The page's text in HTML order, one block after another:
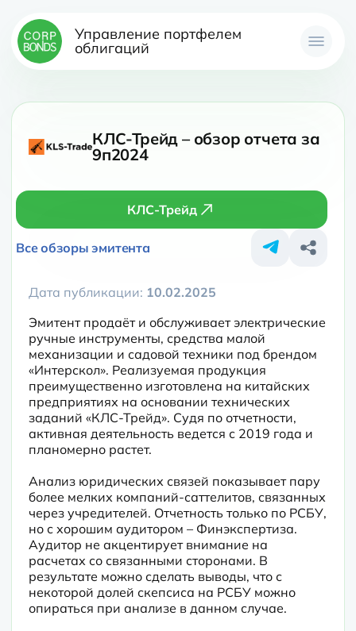
Управление портфелем
облигаций
КЛС-Трейд – обзор отчета за
9п2024
КЛС-Трейд
Все обзоры эмитента
Дата публикации: 10.02.2025
Эмитент продаёт и обслуживает электрические
ручные инструменты, средства малой
механизации и садовой техники под брендом
«Интерскол». Реализуемая продукция
преимущественно изготовлена на китайских
предприятиях на основании технических
заданий «КЛС-Трейд». Судя по отчетности,
активная деятельность ведется с 2019 года и
планомерно растет.
Анализ юридических связей показывает пару
более мелких компаний-саттелитов, связанных
через учредителей. Отчетность только по РСБУ,
но с хорошим аудитором – Финэкспертиза.
Аудитор не акцентирует внимание на
расчетах со связанными сторонами. В
результате можно сделать выводы, что с
некоторой долей скепсиса на РСБУ можно
опираться при анализе в данном случае.